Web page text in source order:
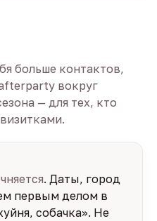
больше контактов,
вокруг
— для тех, кто
. Даты, город
первым делом в
собачка». Не